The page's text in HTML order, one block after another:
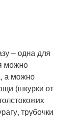
– одна для
можно
а можно
(шкурки от
трубочки